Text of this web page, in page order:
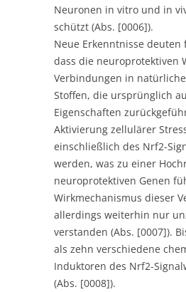
Neuronen in vitro und in
schützt (Abs. [0006]).
Neue Erkenntnisse
dass die neuroprotektiven
Verbindungen in
Stoffen, die ursprünglich
Eigenschaften
Aktivierung zellulärer
einschließlich des Nrf2-
werden, was zu einer
neuroprotektiven Genen
Wirkmechanismus dieser
allerdings weiterhin nur
verstanden (Abs. [0007]).
als zehn verschiedene
Induktoren des Nrf2-
(Abs. [0008]).